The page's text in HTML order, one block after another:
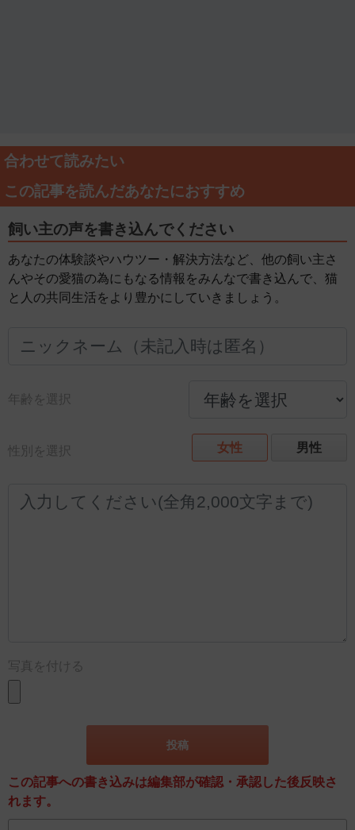
合わせて読みたい
この記事を読んだあなたにおすすめ
飼い主の声を書き込んでください
あなたの体験談やハウツー・解決方法など、他の飼い主さ
んやその愛猫の為にもなる情報をみんなで書き込んで、猫
と人の共同生活をより豊かにしていきましょう。
年齢を選択
性別を選択 女性 男性
写真を付ける
この記事への書き込みは編集部が確認・承認した後反映さ
れます。